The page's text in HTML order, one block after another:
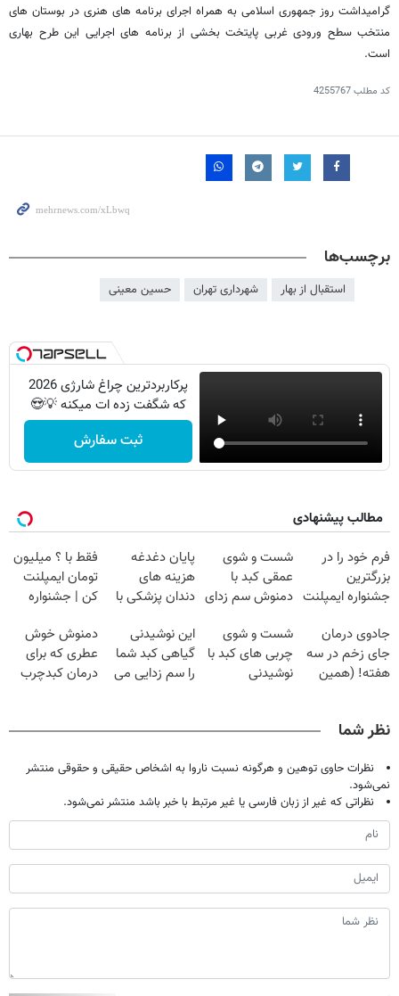
گرامیداشت روز جمهوری اسلامی به همراه اجرای برنامه های هنری در بوستان های
منتخب سطح ورودی غربی پایتخت بخشی از برنامه های اجرایی این طرح بهاری
است.
کد مطلب4255767
برچسب‌ها
استقبال از بهار شهرداری تهران حسین معینی
پرکاربردترین چراغ شارژی 2026
که شگفت زده ات میکنه 💡😍
ثبت سفارش
مطالب پیشنهادی
فرم خود را در
بزرگترین
جشنواره ایمپلنت
فقط ۲۵ میلیون
شست و شوی
عمقی کبد با
دمنوش سم زدای
پایان دغدغه
هزینه های
دندان پزشکی با
خانگی
فقط با ؟ میلیون
تومان ایمپلنت
کن | جشنواره
جادوی درمان
جای زخم در سه
هفته! (همین
شست و شوی
چربی های کبد با
نوشیدنی
این نوشیدنی
گیاهی کبد شما
را سم زدایی می
دمنوش خوش
عطری که برای
درمان کبدچرب
نظر شما
نظرات حاوی توهین و هرگونه نسبت ناروا به اشخاص حقیقی و حقوقی منتشر
نمی‌شود.
نظراتی که غیر از زبان فارسی یا غیر مرتبط با خبر باشد منتشر نمی‌شود.